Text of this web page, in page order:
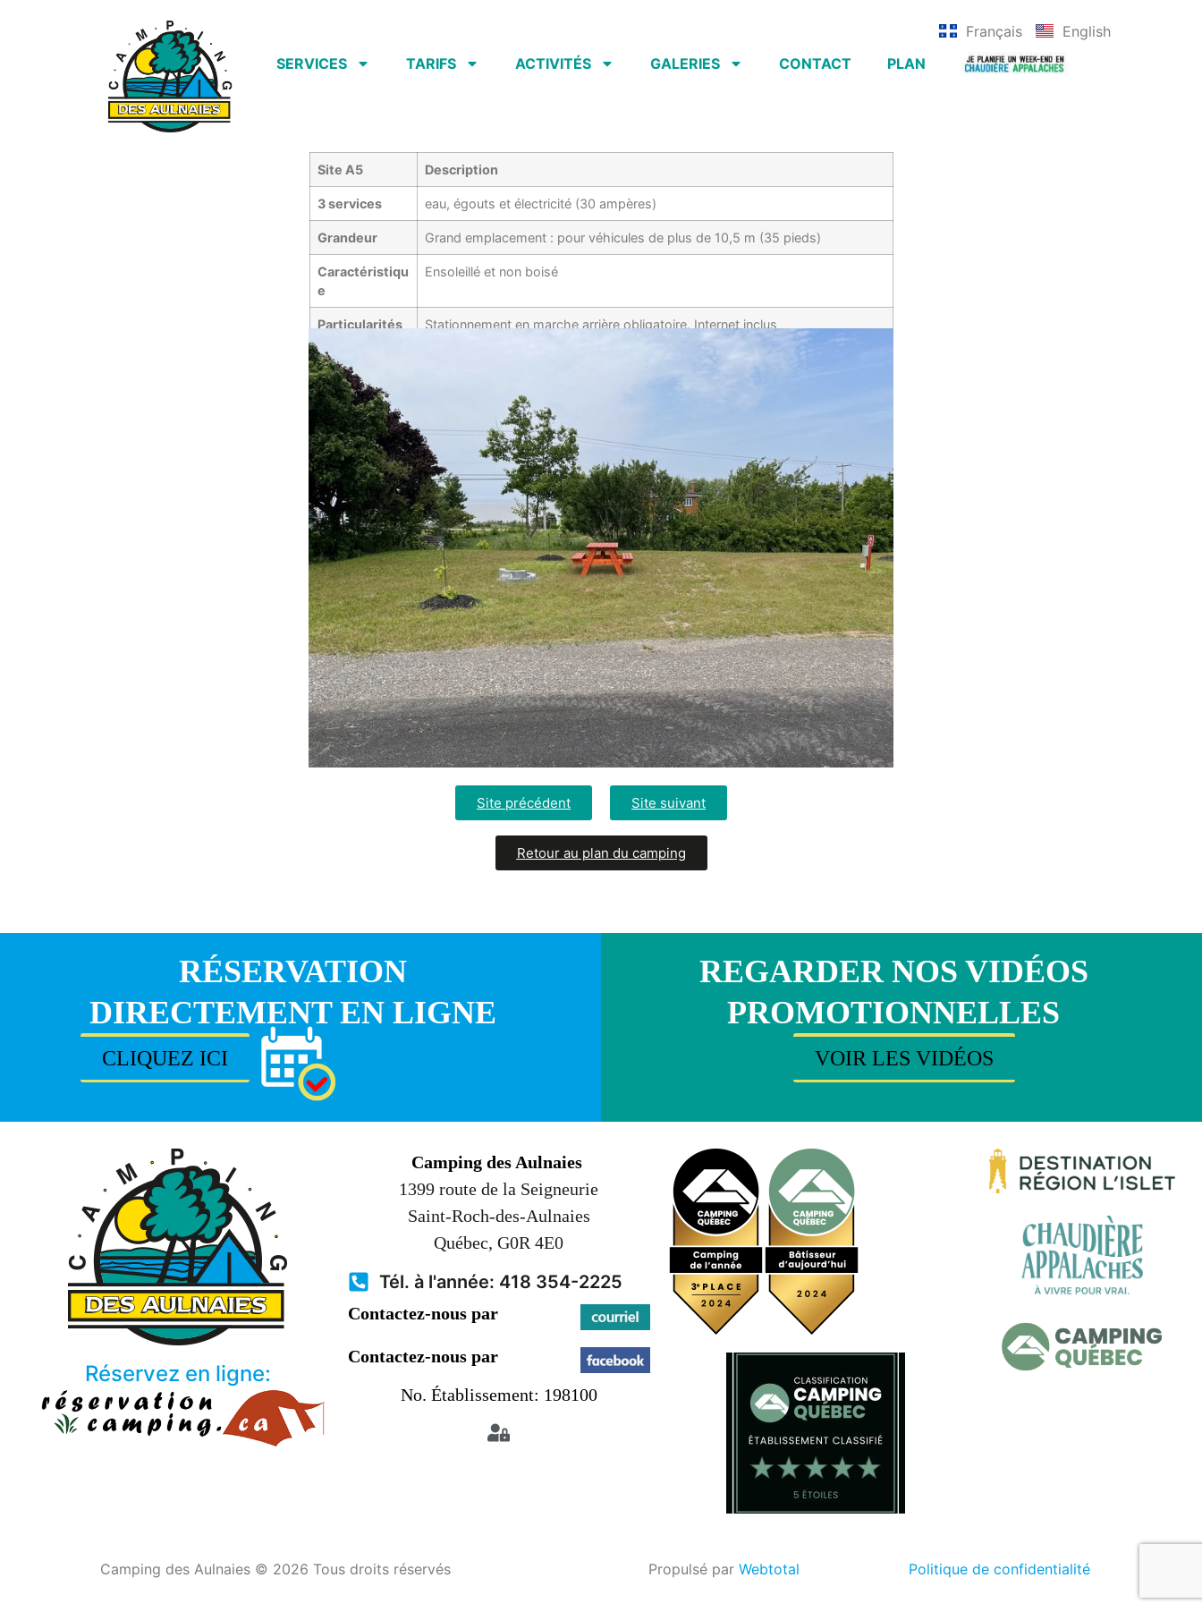
Français
English
SERVICES
TARIFS ACTIVITÉS GALERIES CONTACT PLAN
Site A5 Description
3 services eau, égouts et électricité (30 ampères)
Grandeur Grand emplacement : pour véhicules de plus de 10,5 m (35 pieds)
Caractéristiqu
e
Ensoleillé et non boisé
Particularités Stationnement en marche arrière obligatoire. Internet inclus
Site précédent Site suivant
Retour au plan du camping
RÉSERVATION
DIRECTEMENT EN LIGNE
CLIQUEZ ICI
REGARDER NOS VIDÉOS
PROMOTIONNELLES
VOIR LES VIDÉOS
Réservez en ligne:
Camping des Aulnaies
1399 route de la Seigneurie
Saint-Roch-des-Aulnaies
Québec, G0R 4E0
Tél. à l'année: 418 354-2225
Contactez-nous par
Contactez-nous par
No. Établissement: 198100
Camping des Aulnaies © 2026 Tous droits réservés Propulsé parWebtotal Politique de confidentialité